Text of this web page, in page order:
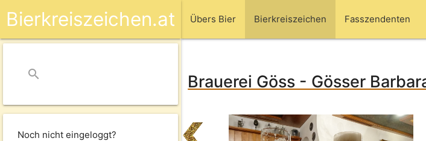
Übers Bier Bierkreiszeichen Fasszendenten
Bierkreiszeichen.at
search
Noch nicht eingeloggt?
Brauerei Göss - Gösser